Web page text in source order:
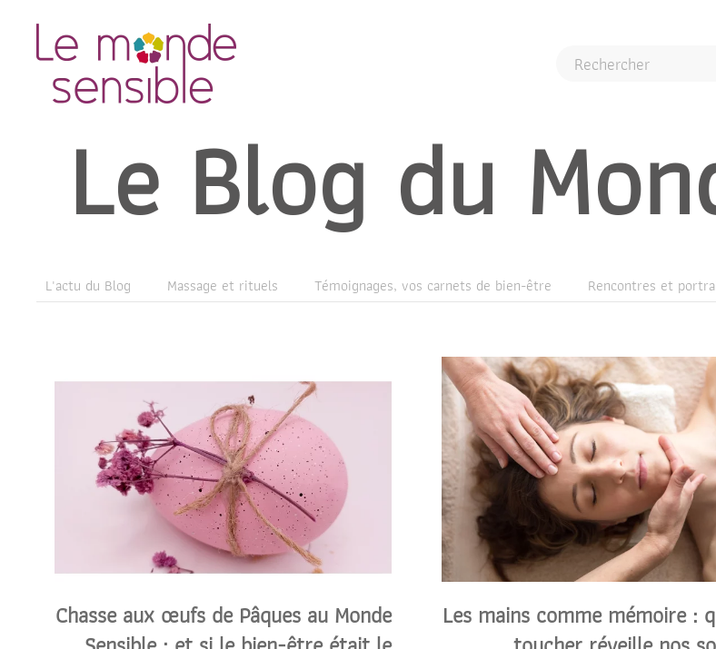
Accéder au contenu principal
Le Blog du
L'actu du Blog Massage et rituels Témoignages, vos carnets de bien-être Rencontres et
Chasse aux œufs de Pâques au Monde
Les mains comme mémoire :